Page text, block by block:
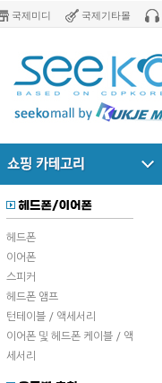
국제미디 국제기타몰
헤드폰
이어폰
스피커
헤드폰 앰프
턴테이블 / 액세서리
이어폰 및 헤드폰 케이블 / 액
세서리